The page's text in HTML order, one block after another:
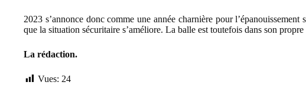
2023 s’annonce donc comme une année charnière pour
que la situation sécuritaire s’améliore. La balle est toutefois dans son
La rédaction.
Vues: 24